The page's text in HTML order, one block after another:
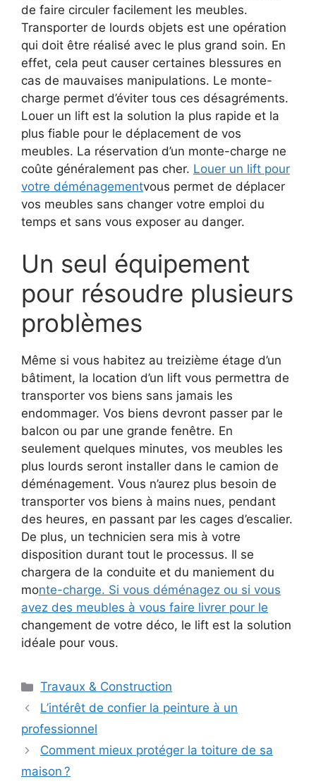
de faire circuler facilement les meubles.
Transporter de lourds objets est une opération
qui doit être réalisé avec le plus grand soin. En
effet, cela peut causer certaines blessures en
cas de mauvaises manipulations. Le monte-
charge permet d’éviter tous ces désagréments.
Louer un lift est la solution la plus rapide et la
plus fiable pour le déplacement de vos
meubles. La réservation d’un monte-charge ne
coûte généralement pas cher. Louer un lift pour
votre déménagementvous permet de déplacer
vos meubles sans changer votre emploi du
temps et sans vous exposer au danger.
Un seul équipement
pour résoudre plusieurs
problèmes
Même si vous habitez au treizième étage d’un
bâtiment, la location d’un lift vous permettra de
transporter vos biens sans jamais les
endommager. Vos biens devront passer par le
balcon ou par une grande fenêtre. En
seulement quelques minutes, vos meubles les
plus lourds seront installer dans le camion de
déménagement. Vous n’aurez plus besoin de
transporter vos biens à mains nues, pendant
des heures, en passant par les cages d’escalier.
De plus, un technicien sera mis à votre
disposition durant tout le processus. Il se
chargera de la conduite et du maniement du
monte-charge. Si vous déménagez ou si vous
avez des meubles à vous faire livrer pour le
changement de votre déco, le lift est la solution
idéale pour vous.
Catégories
Travaux & Construction
L’intérêt de confier la peinture à un
professionnel
Comment mieux protéger la toiture de sa
maison ?